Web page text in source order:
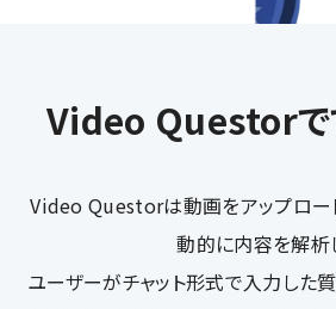
Video Questorで
Video Questorは動画をアップロー
動的に内容を解析
ユーザーがチャット形式で入力した